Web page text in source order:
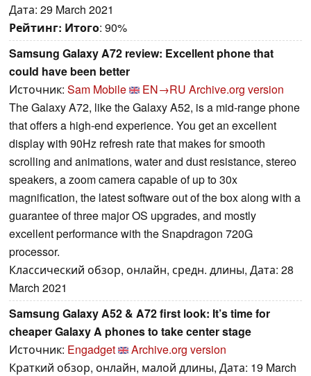
Дата: 29 March 2021
Рейтинг: Итого: 90%
Samsung Galaxy A72 review: Excellent phone that
could have been better
Источник: Sam Mobile EN→RU Archive.org version
The Galaxy A72, like the Galaxy A52, is a mid-range phone
that offers a high-end experience. You get an excellent
display with 90Hz refresh rate that makes for smooth
scrolling and animations, water and dust resistance, stereo
speakers, a zoom camera capable of up to 30x
magnification, the latest software out of the box along with a
guarantee of three major OS upgrades, and mostly
excellent performance with the Snapdragon 720G
processor.
Классический обзор, онлайн, средн. длины, Дата: 28
March 2021
Samsung Galaxy A52 & A72 first look: It’s time for
cheaper Galaxy A phones to take center stage
Источник: Engadget
Archive.org version
Краткий обзор, онлайн, малой длины, Дата: 19 March